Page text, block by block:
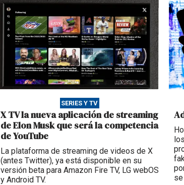
SERIES Y TV
X TV la nueva aplicación de streaming
de Elon Musk que será la competencia
de YouTube
La plataforma de streaming de videos de X
(antes Twitter), ya está disponible en su
versión beta para Amazon Fire TV, LG webOS
y Android TV.